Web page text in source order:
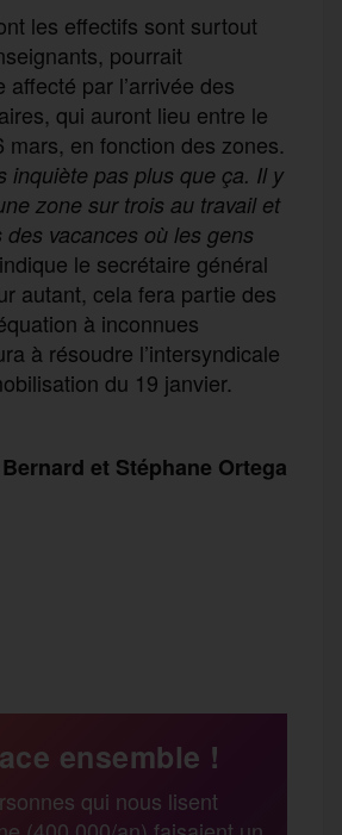
les effectifs sont surtout
pourrait
affecté par l’arrivée des
qui auront lieu entre le
mars, en fonction des zones.
inquiète pas plus que ça. Il y
zone sur trois au travail et
vacances où les gens
le secrétaire général
autant, cela fera partie des
à inconnues
à résoudre l’intersyndicale
du 19 janvier.
et Stéphane Ortega
t l
s
a
ensemble !
qui nous lisent